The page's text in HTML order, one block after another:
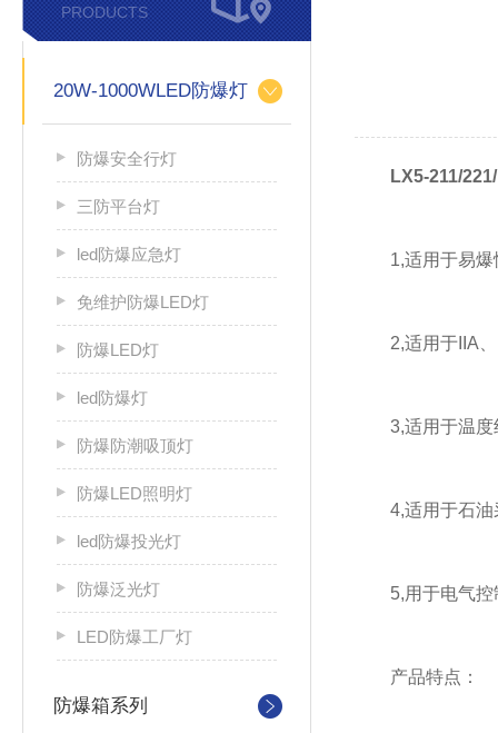
PRODUCTS
20W-1000WLED防爆灯
防爆安全行灯
三防平台灯
led防爆应急灯
免维护防爆LED灯
防爆LED灯
led防爆灯
防爆防潮吸顶灯
防爆LED照明灯
led防爆投光灯
防爆泛光灯
LED防爆工厂灯
防爆箱系列
LX5-211/
1,适用于易爆
2,适用于IIA、
3,适用于温度
4,适用于石油采
5,用于电气控
产品特点：